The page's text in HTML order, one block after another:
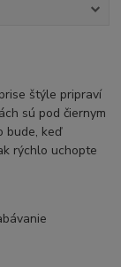
štýle pripraví
sú pod čiernym
bude, keď
rýchlo uchopte